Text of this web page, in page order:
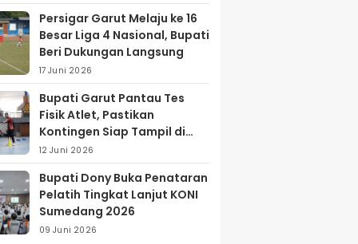
Persigar Garut Melaju ke 16
Besar Liga 4 Nasional, Bupati
Beri Dukungan Langsung
17 Juni 2026
Bupati Garut Pantau Tes
Fisik Atlet, Pastikan
Kontingen Siap Tampil di
Porprov 2026
12 Juni 2026
Bupati Dony Buka Penataran
Pelatih Tingkat Lanjut KONI
Sumedang 2026
09 Juni 2026